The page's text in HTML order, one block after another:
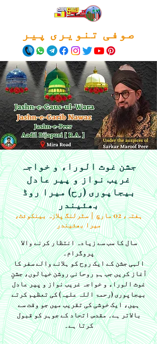
صوفی تنویری پیر
جشن غوث الوراء و خواجہ
غریب نواز و پیر عادل
بیجاپوری (رح) میرا روڈ
بھئیندر
ہفتہ، 02 مارچ
  |
سٹرلنگ پلازہ بینکوئٹ،
میرا بھئیندر
سال کا سب سے زیادہ انتظار کرنے والا
الہی جشن کے ایک روح کو ہلانے والے سفر کا
آغاز کریں جب ہم روحانی روشن خیالوں، جشنِ
غوث الوراء و خواجہ غریب نواز و پیر عادل
بیجاپوری (رحمۃ اللہ علیہ) کی تعظیم کرتے
ہیں، ایک خوشی کی تقریب میں جو وقت سے
بالاتر ہے۔ مقدس اتحاد کے جوہر کو قبول
کرتا ہے۔